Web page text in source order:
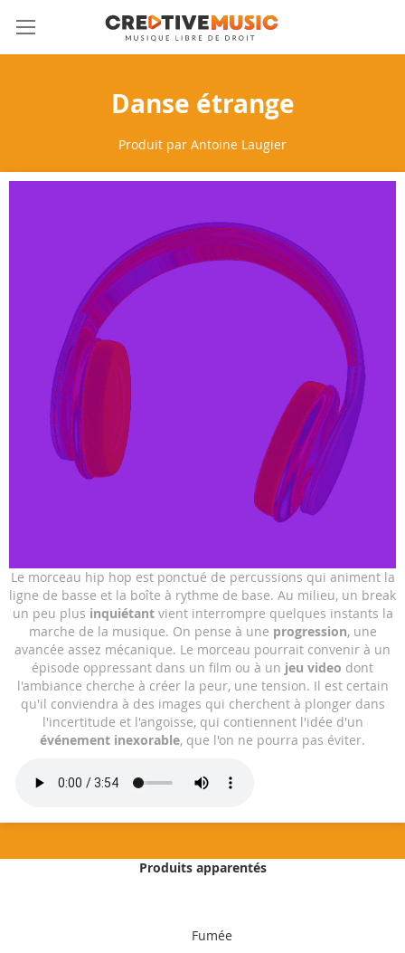
Allez
au
contenu
Danse étrange
Produit par Antoine Laugier
the
end
of
Skip
to
the
beginning
of
the
images
gallery
Le morceau hip hop est ponctué de percussions qui animent la
ligne de basse et la boîte à rythme de base. Au milieu, un break
un peu plus inquiétantvient interrompre quelques instants la
marche de la musique. On pense à une progression, une
avancée assez mécanique. Le morceau pourrait convenir à un
épisode oppressant dans un film ou à un jeu video dont
l'ambiance cherche à créer la peur, une tension. Il est certain
qu'il conviendra à des images qui cherchent à plonger dans
l'incertitude et l'angoisse, qui contiennent l'idée d'un
événement inexorable, que l'on ne pourra pas éviter.
Produits apparentés
Fumée